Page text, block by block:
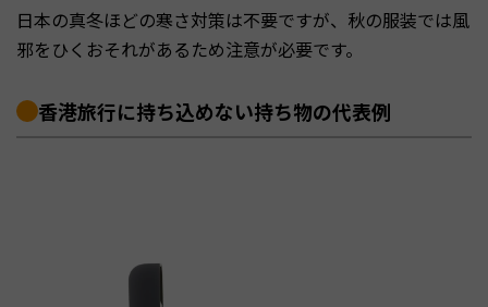
日本の真冬ほどの寒さ対策は不要ですが、秋の服装では風
邪をひくおそれがあるため注意が必要です。
香港旅行に持ち込めない持ち物の代表例